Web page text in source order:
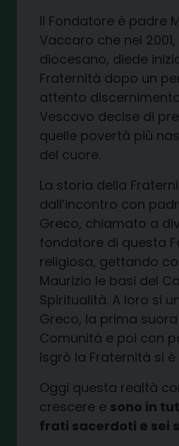
Il Fondatore è padre
Vaccaro che nel
diocesano, diede
Fraternità dopo un
attento
Vescovo decise di
quelle povertà più
del cuore.
La storia della
dall’incontro con
Greco, chiamato a
fondatore di questa
religiosa, gettando
Maurizio le basi del
Spiritualità. A loro si
Greco, la prima
Comunità e poi con
Isgrò la Fraternità si
Oggi questa realtà
crescere e sono in
frati sacerdoti e sei